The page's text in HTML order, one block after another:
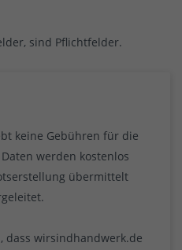
sind Pflichtfelder.
keine Gebühren für die
werden kostenlos
übermittelt
dass wirsindhandwerk.de